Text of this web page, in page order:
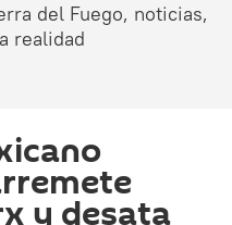
del Fuego, noticias,
realidad
y desata